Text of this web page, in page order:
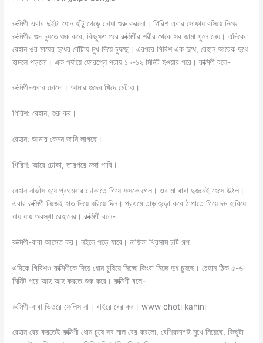
রুক্মিণী এবার দুইটা ধোন হাঁটু গেড়ে চোষা শুরু করলো। গিরিশ এবার সোফায় বসিয়ে নিজে
রুক্মিণীর গুদ চুষতে শুরু করে, কিছুক্ষণ পরে রুক্মিণীর শরীর থেকে সব জামা খুলে নেয়। এদিকে
রেহান ওর মায়ের দুধের বোঁটায় মুখ দিয়ে চুষছে। এরপরে গিরিশ এক দুধে, রেহান আরেক দুধে
হামলে পড়লো। এক পর্যায়ে ফোরপ্লে প্রায় ১০-১২ মিনিট হওয়ার পরে। রুক্মিণী বলে-
রুক্মিণী-এবার চোদো। আমার গুদের খিদে মেটাও।
গিরিশ: রেহান, শুরু কর।
রেহান: আমার কেমন জানি লাগছে।
গিরিশ: আরে ঢোকা, তারপরে মজা পাবি।
রেহান নার্ভাস হয়ে প্রথমবার ঢোকাতে গিয়ে ফসকে গেল। ওর মা বাবা দুজনেই হেসে উঠল।
এবার রুক্মিণী নিজেই হাত দিয়ে ধরিয়ে দিল। প্রথমে তাড়াহুড়ো করে ঠাপাতে গিয়ে দম হারিয়ে
যায় যায় অবস্থা রেহানের। রুক্মিণী বলে-
রুক্মিণী-বাবা আস্তে কর। নইলে পড়ে যাবে। নায়িকা থ্রিসাম চটি গল্প
এদিকে গিরিশও রুক্মিণীকে দিয়ে ধোন চুষিয়ে নিচ্ছে কিংবা নিজে দুধ চুষছে। রেহান ঠিক ৫-৬
মিনিট পরে আহ আহ করতে শুরু করে। রুক্মিণী বলে-
রুক্মিণী-বাবা ভিতরে ফেলিস না। বাইরে বের কর। www choti kahini
রেহান বের করতেই রুক্মিণী ধোন চুষে সব মাল বের করলো, বেশিরভাগই মুখে নিয়েছে, কিছুটা